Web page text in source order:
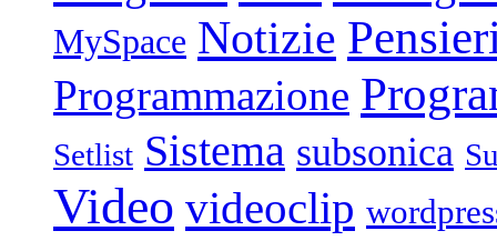
MySpace Notizie
Programmazione
Setlist Sistema subsonica
Video videoclip